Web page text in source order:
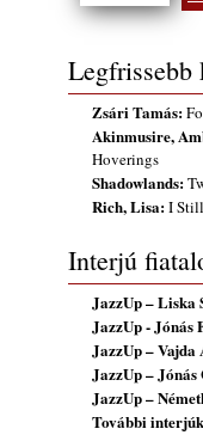
Zsári Tamás:
Akinmusire,
Hoverings
Shadowlands:
Rich, Lisa:I
Interjú
JazzUp – Liska
JazzUp - Jónás
JazzUp –
JazzUp – Jónás
JazzUp –
További interjúk